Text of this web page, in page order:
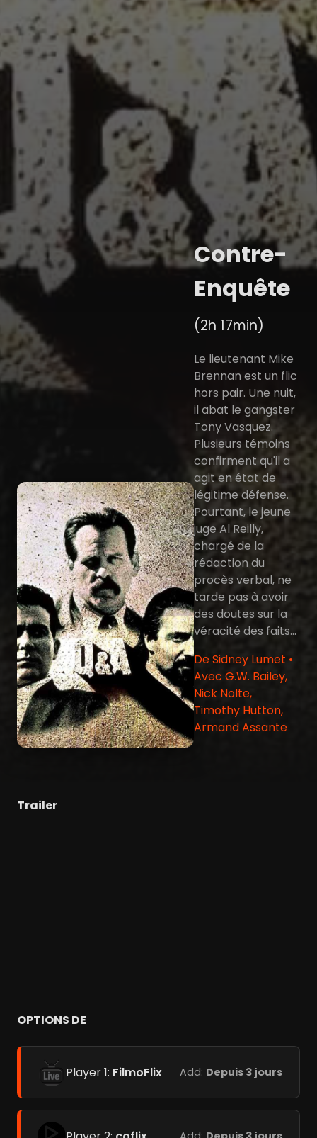
Contre-
Enquête
(2h 17min)
Le lieutenant Mike
Brennan est un flic
hors pair. Une nuit,
il abat le gangster
Tony Vasquez.
Plusieurs témoins
confirment qu'il a
agit en état de
légitime défense.
Pourtant, le jeune
juge Al Reilly,
chargé de la
rédaction du
procès verbal, ne
tarde pas à avoir
des doutes sur la
véracité des faits...
De Sidney Lumet •
Avec G.W. Bailey,
Nick Nolte,
Timothy Hutton,
Armand Assante
Trailer
OPTIONS DE
Player 1: FilmoFlix Add: Depuis 3 jours